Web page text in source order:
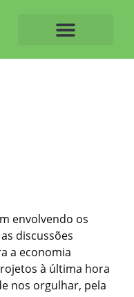
envolvendo os
discussões
a economia
à última hora
nos orgulhar, pela